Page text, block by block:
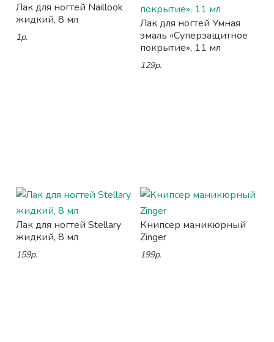
Лак для ногтей Naillook
жидкий, 8 мл
1р.
Лак для ногтей Умная
эмаль «Суперзащитное
покрытие», 11 мл
129р.
Лак для ногтей Stellary
жидкий, 8 мл
159р.
Книпсер маникюрный
Zinger
199р.